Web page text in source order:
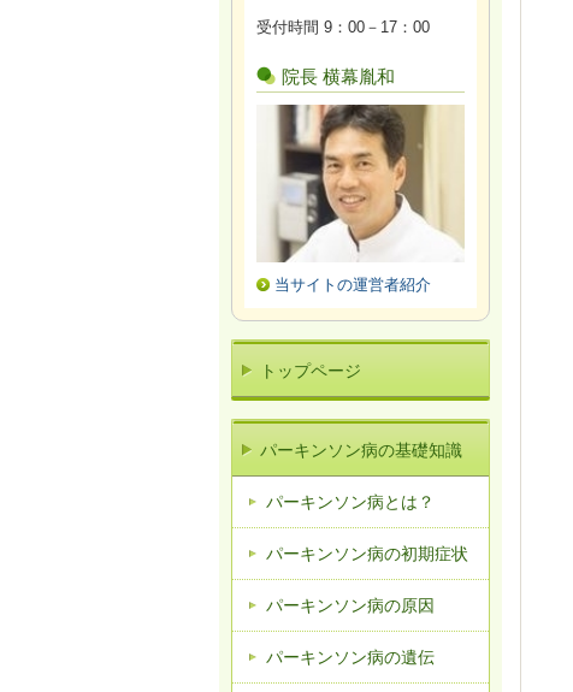
受付時間 9：00－17：00
院長 横幕胤和
当サイトの運営者紹介
トップページ
パーキンソン病の基礎知識
パーキンソン病とは？
パーキンソン病の初期症状
パーキンソン病の原因
パーキンソン病の遺伝